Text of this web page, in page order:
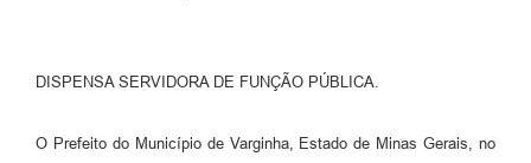
DISPENSA SERVIDORA DE FUNÇÃO PÚBLICA.
O Prefeito do Município de Varginha, Estado de Minas Gerais, no